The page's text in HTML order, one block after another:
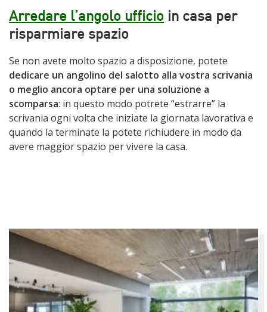
Arredare l’angolo ufficio in casa per
risparmiare spazio
Se non avete molto spazio a disposizione, potete
dedicare un angolino del salotto alla vostra scrivania
o meglio ancora optare per una soluzione a
scomparsa: in questo modo potrete “estrarre” la
scrivania ogni volta che iniziate la giornata lavorativa e
quando la terminate la potete richiudere in modo da
avere maggior spazio per vivere la casa.